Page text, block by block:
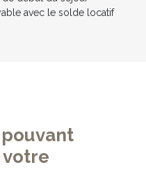
avec le solde locatif